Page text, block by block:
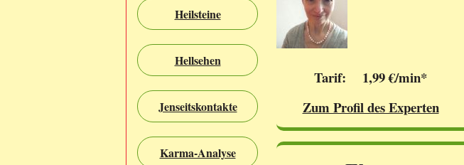
Heilsteine
Hellsehen
Jenseitskontakte
Karma-Analyse
Tarif: 1,99 €/min*
Zum Profil des Experten